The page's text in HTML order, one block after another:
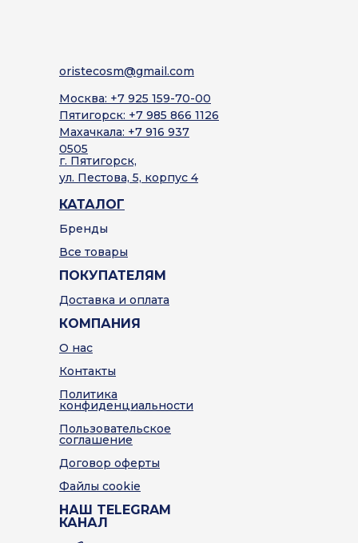
ПОКУПАТЕЛЯМ
Доставка и оплата
КАТАЛОГ
Бренды
Все товары
oristecosm@gmail.com
Москва: +7 925 159-70-00
Пятигорск: +7 985 866 1126
Махачкала: +7 916 937
0505
г. Пятигорск,
ул. Пестова, 5, корпус 4
НАШ TELEGRAM
КАНАЛ
Пользовательское
соглашение
Договор оферты
Политика
конфиденциальности
КОМПАНИЯ
О нас
Контакты
Файлы cookie